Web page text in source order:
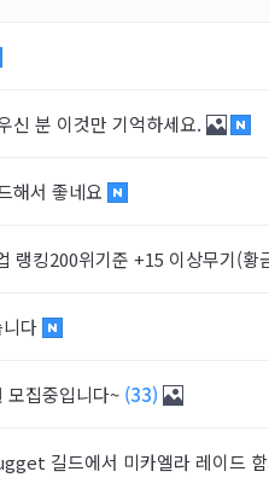
신 분 이것만 기억하세요.
해서 좋네요
랭킹200위기준 +15 이상무기(
다
모집중입니다~ (33)
길드에서 미카엘라 레이드